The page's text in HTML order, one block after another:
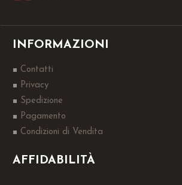
INFORMAZIONI
Contatti
Privacy
Spedizione
Pagamento
Condizioni di Vendita
AFFIDABILITÀ